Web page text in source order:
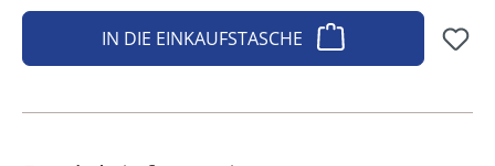
IN DIE EINKAUFSTASCHE